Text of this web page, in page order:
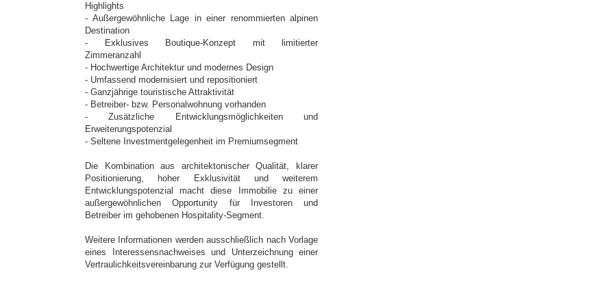
Highlights
- Außergewöhnliche Lage in einer renommierten alpinen
Destination
- Exklusives Boutique-Konzept mit limitierter
Zimmeranzahl
- Hochwertige Architektur und modernes Design
- Umfassend modernisiert und repositioniert
- Ganzjährige touristische Attraktivität
- Betreiber- bzw. Personalwohnung vorhanden
- Zusätzliche Entwicklungsmöglichkeiten und
Erweiterungspotenzial
- Seltene Investmentgelegenheit im Premiumsegment
Die Kombination aus architektonischer Qualität, klarer
Positionierung, hoher Exklusivität und weiterem
Entwicklungspotenzial macht diese Immobilie zu einer
außergewöhnlichen Opportunity für Investoren und
Betreiber im gehobenen Hospitality-Segment.
Weitere Informationen werden ausschließlich nach Vorlage
eines Interessensnachweises und Unterzeichnung einer
Vertraulichkeitsvereinbarung zur Verfügung gestellt.